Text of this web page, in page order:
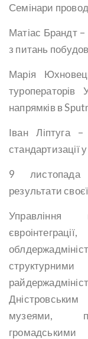
Семінари
Матіас Брандт
з питань
Марія
туроператорів
напрямків в
Іван Ліптуга
стандартизації
9 листопада
результати
Управління
музеями,
громадськими